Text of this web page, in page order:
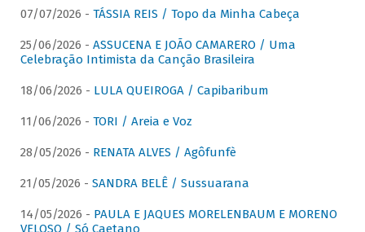
07/07/2026 - TÁSSIA REIS / Topo da Minha Cabeça
25/06/2026 - ASSUCENA E JOÃO CAMARERO / Uma
Celebração Intimista da Canção Brasileira
18/06/2026 - LULA QUEIROGA / Capibaribum
11/06/2026 - TORI / Areia e Voz
28/05/2026 - RENATA ALVES / Agôfunfè
21/05/2026 - SANDRA BELÊ / Sussuarana
14/05/2026 - PAULA E JAQUES MORELENBAUM E MORENO